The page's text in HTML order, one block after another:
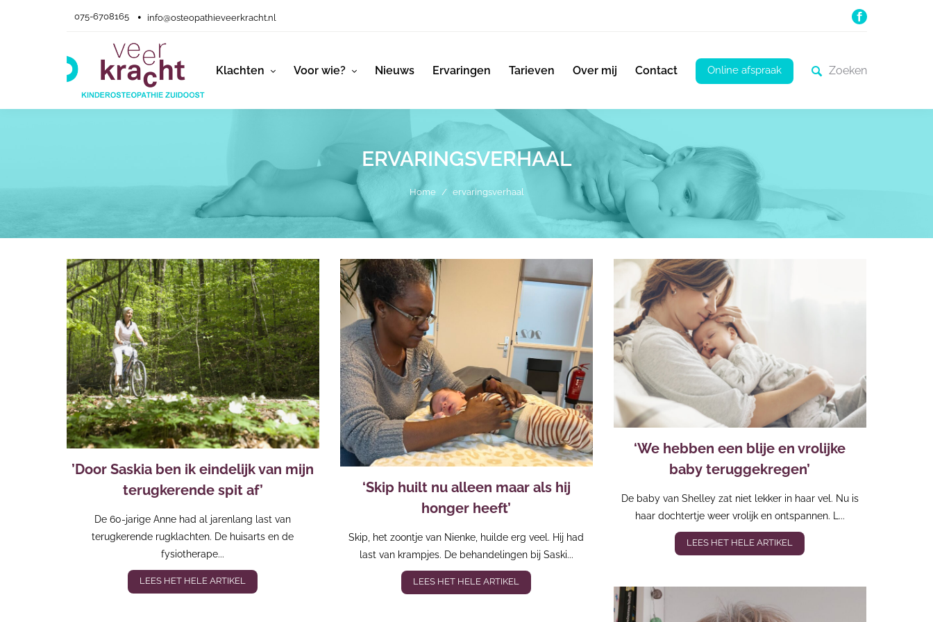
075-6708165 info@osteopathieveerkracht.nl
Klachten Voor wie? Nieuws Ervaringen Tarieven Over mij Contact Online afspraak
ERVARINGSVERHAAL
Home / ervaringsverhaal
’Door Saskia ben ik eindelijk van mijn
terugkerende spit af’
De 60-jarige Anne had al jarenlang last van
terugkerende rugklachten. De huisarts en de
fysiotherape...
LEES HET HELE ARTIKEL
‘Skip huilt nu alleen maar als hij
honger heeft’
Skip, het zoontje van Nienke, huilde erg veel. Hij had
last van krampjes. De behandelingen bij Saski...
LEES HET HELE ARTIKEL
‘We hebben een blije en vrolijke
baby teruggekregen’
De baby van Shelley zat niet lekker in haar vel. Nu is
haar dochtertje weer vrolijk en ontspannen. L...
LEES HET HELE ARTIKEL